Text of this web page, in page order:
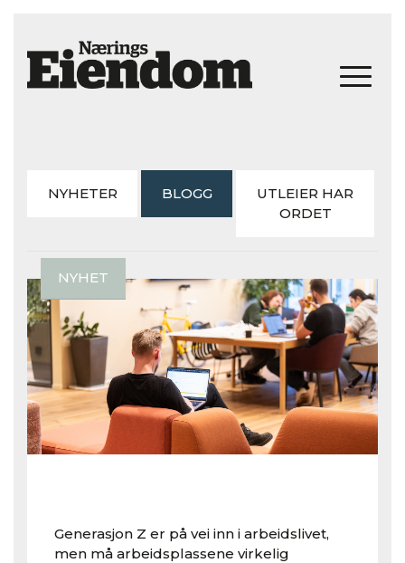
NYHETER BLOGG
UTLEIER HAR
ORDET
NYHET
Generasjon Z er på vei inn i arbeidslivet,
men må arbeidsplassene virkelig